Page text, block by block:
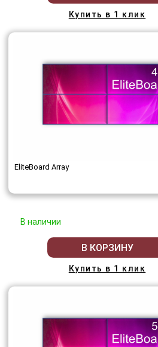
Купить в 1 клик
EliteBoard Array
В наличии
В КОРЗИНУ
Купить в 1 клик